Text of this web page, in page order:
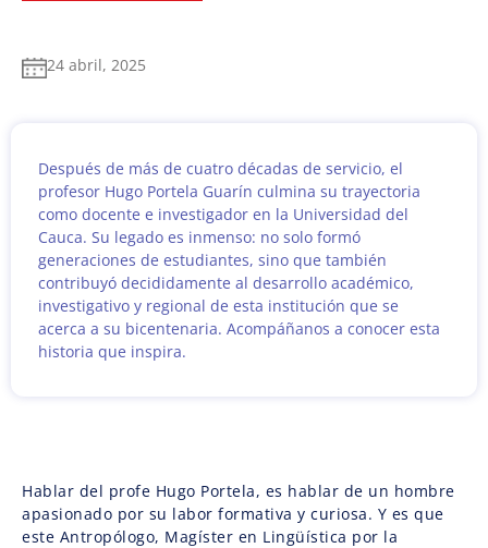
24 abril, 2025
Después de más de cuatro décadas de servicio, el
profesor Hugo Portela Guarín culmina su trayectoria
como docente e investigador en la Universidad del
Cauca. Su legado es inmenso: no solo formó
generaciones de estudiantes, sino que también
contribuyó decididamente al desarrollo académico,
investigativo y regional de esta institución que se
acerca a su bicentenaria. Acompáñanos a conocer esta
historia que inspira.
Hablar del profe Hugo Portela, es hablar de un hombre
apasionado por su labor formativa y curiosa. Y es que
este Antropólogo, Magíster en Lingüística por la